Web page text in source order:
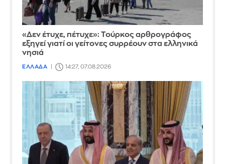
«Δεν έτυχε, πέτυχε»: Τούρκος αρθρογράφος
εξηγεί γιατί οι γείτονες συρρέουν στα ελληνικά
νησιά
ΕΛΛΑΔΑ 14:27, 07.08.2026